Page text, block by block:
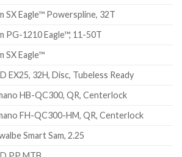
SX Eagle™ Powerspline, 32T
PG-1210 Eagle™, 11-50T
SX Eagle™
EX25, 32H, Disc, Tubeless Ready
HB-QC300, QR, Centerlock
FH-QC300-HM, QR, Centerlock
Smart Sam, 2.25